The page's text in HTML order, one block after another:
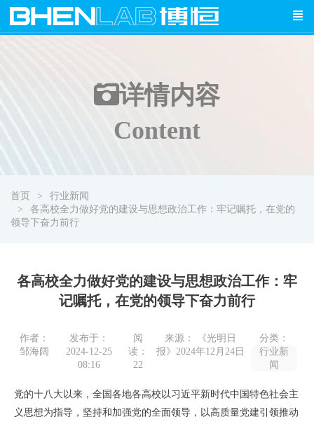
详情内容
Content
首页
行业新闻
各高校全力做好党的建设与思想政治工作：牢记嘱托，在党的
领导下奋力前行
各高校全力做好党的建设与思想政治工作：牢
记嘱托，在党的领导下奋力前行
作者：
邹海阔
发布于：
2024-12-25
08:16
阅
读：
22
来源： 《光明日
报》2024年12月24日
分类：
行业新
闻
党的十八大以来，全国各地各高校以习近平新时代中国特色社会主
义思想为指导，坚持和加强党的全面领导，以高质量党建引领推动